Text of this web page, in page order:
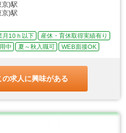
京)駅
京)駅
月10ｈ以下
産休・育休取得実績有り
中 夏～秋入職可 WEB面接OK
の求人に興味がある